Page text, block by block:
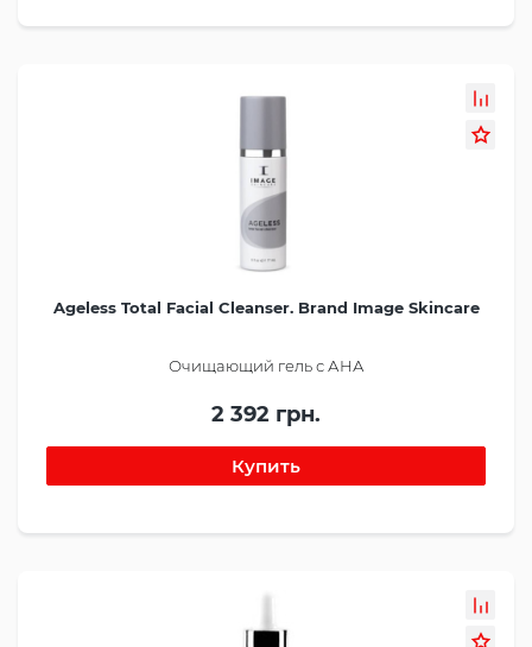
Ageless Total Facial Cleanser. Brand Image Skincare
Очищающий гель с АНА
2 392 грн.